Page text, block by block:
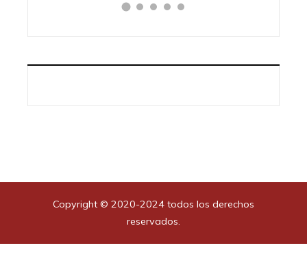
Copyright © 2020-2024 todos los derechos
reservados.